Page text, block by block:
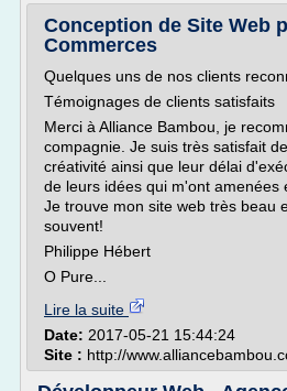
Conception de Site Web
Commerces
Quelques uns de nos clients
Témoignages de clients satisfaits
Merci à Alliance Bambou, je
compagnie. Je suis très satisfait
créativité ainsi que leur délai
de leurs idées qui m'ont amenées
Je trouve mon site web très beau
souvent!
Philippe Hébert
O Pure...
Lire la suite
Date: 2017-05-21 15:44:24
Site : http://